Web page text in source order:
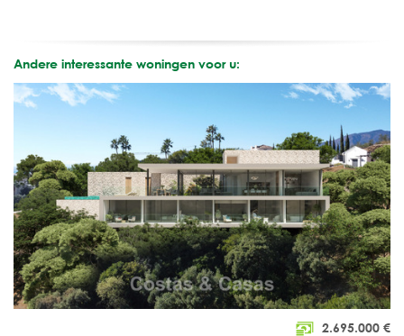
Andere interessante woningen voor u:
2.695.000 €